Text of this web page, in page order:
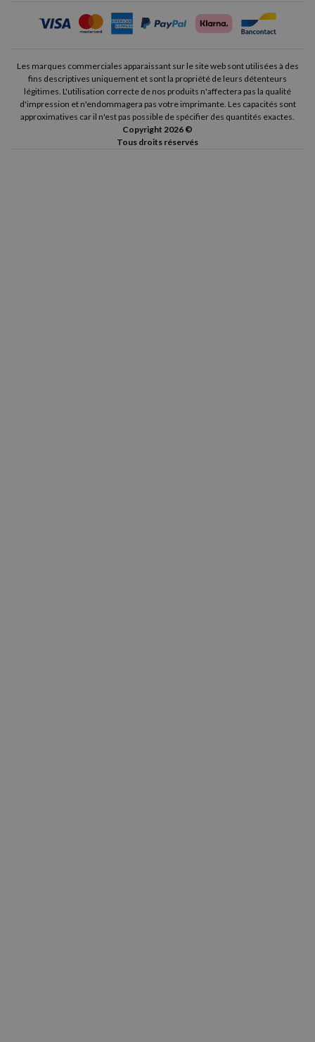
Les marques commerciales apparaissant sur le site web sont utilisées à des
fins descriptives uniquement et sont la propriété de leurs détenteurs
légitimes. L'utilisation correcte de nos produits n'affectera pas la qualité
d'impression et n'endommagera pas votre imprimante. Les capacités sont
approximatives car il n'est pas possible de spécifier des quantités exactes.
Copyright 2026 ©
Tous droits réservés